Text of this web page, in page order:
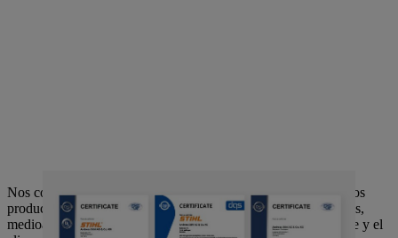
Nos comprometemos a desarrollar, producir y distribuir nuestros
productos de alta calidad respetando los estándares económicos,
medioambientales y sociales. La protección del medioambiente y el